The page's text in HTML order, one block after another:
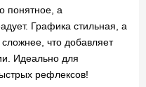
понятное, а
Графика стильная, а
что добавляет
Идеально для
рефлексов!